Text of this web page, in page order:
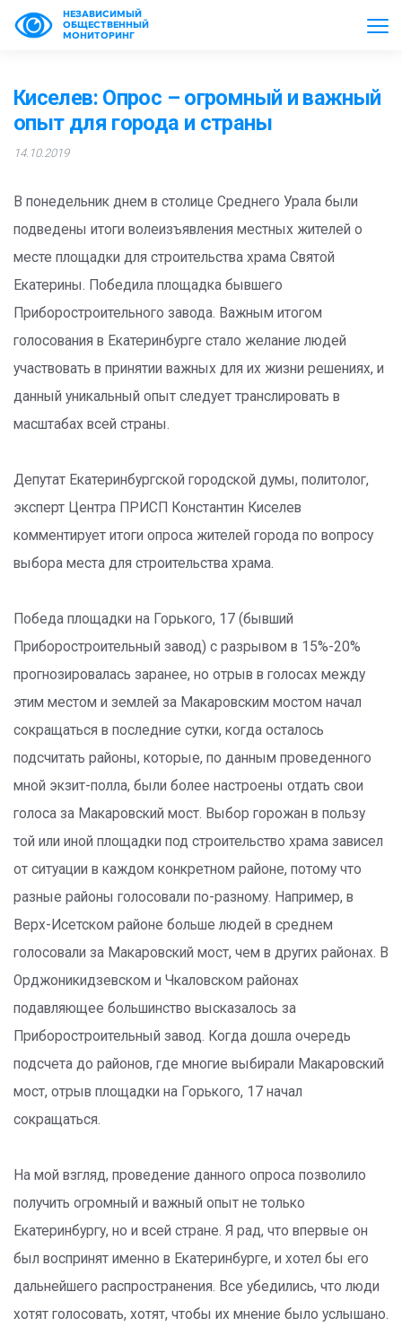
НЕЗАВИСИМЫЙ
ОБЩЕСТВЕННЫЙ
МОНИТОРИНГ
Киселев: Опрос – огромный и важный
опыт для города и страны
14.10.2019
В понедельник днем в столице Среднего Урала были
подведены итоги волеизъявления местных жителей о
месте площадки для строительства храма Святой
Екатерины. Победила площадка бывшего
Приборостроительного завода. Важным итогом
голосования в Екатеринбурге стало желание людей
участвовать в принятии важных для их жизни решениях, и
данный уникальный опыт следует транслировать в
масштабах всей страны.
Депутат Екатеринбургской городской думы, политолог,
эксперт Центра ПРИСП Константин Киселев
комментирует итоги опроса жителей города по вопросу
выбора места для строительства храма.
Победа площадки на Горького, 17 (бывший
Приборостроительный завод) с разрывом в 15%-20%
прогнозировалась заранее, но отрыв в голосах между
этим местом и землей за Макаровским мостом начал
сокращаться в последние сутки, когда осталось
подсчитать районы, которые, по данным проведенного
мной экзит-полла, были более настроены отдать свои
голоса за Макаровский мост. Выбор горожан в пользу
той или иной площадки под строительство храма зависел
от ситуации в каждом конкретном районе, потому что
разные районы голосовали по-разному. Например, в
Верх-Исетском районе больше людей в среднем
голосовали за Макаровский мост, чем в других районах. В
Орджоникидзевском и Чкаловском районах
подавляющее большинство высказалось за
Приборостроительный завод. Когда дошла очередь
подсчета до районов, где многие выбирали Макаровский
мост, отрыв площадки на Горького, 17 начал
сокращаться.
На мой взгляд, проведение данного опроса позволило
получить огромный и важный опыт не только
Екатеринбургу, но и всей стране. Я рад, что впервые он
был воспринят именно в Екатеринбурге, и хотел бы его
дальнейшего распространения. Все убедились, что люди
хотят голосовать, хотят, чтобы их мнение было услышано.